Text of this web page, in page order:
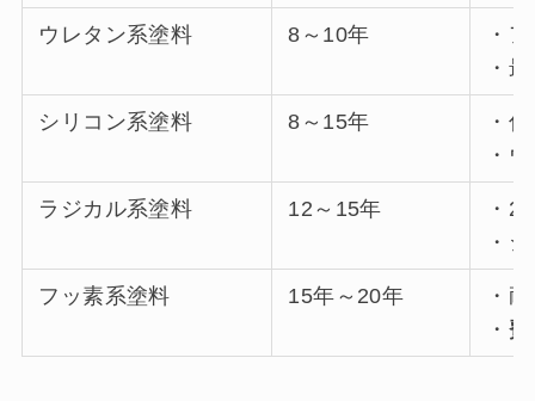
ウレタン系塗料 8～10年
・
・
シリコン系塗料 8～15年
・
・
ラジカル系塗料 12～15年
・
・
フッ素系塗料 15年～20年
・
・ 費